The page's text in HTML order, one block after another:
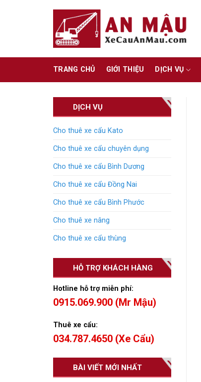
TRANG CHỦ GIỚI THIỆU DỊCH VỤ
DỊCH VỤ
Cho thuê xe cẩu Kato
Cho thuê xe cẩu chuyên dụng
Cho thuê xe cẩu Bình Dương
Cho thuê xe cẩu Đồng Nai
Cho thuê xe cẩu Bình Phước
Cho thuê xe nâng
Cho thuê xe cẩu thùng
HỖ TRỢ KHÁCH HÀNG
Hotline hỗ trợ miễn phí:
0915.069.900 (Mr Mậu)
Thuê xe cẩu:
034.787.4650 (Xe Cẩu)
BÀI VIẾT MỚI NHẤT